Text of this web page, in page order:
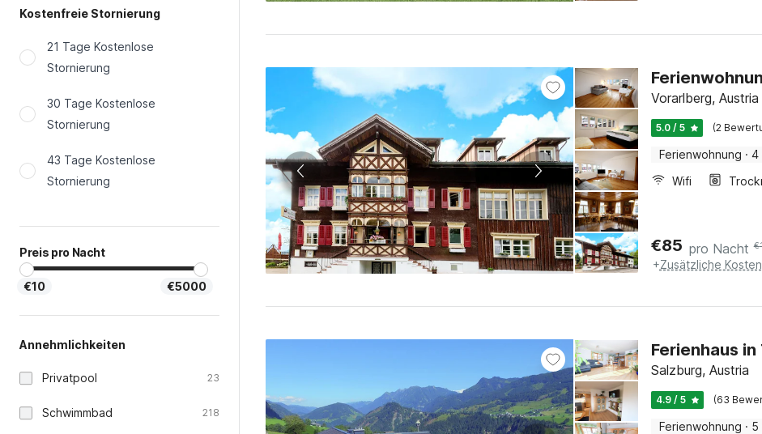
Kostenfreie Stornierung
21 Tage Kostenlose
Stornierung
30 Tage Kostenlose
Stornierung
43 Tage Kostenlose
Stornierung
Preis pro Nacht
€10 €5000
Annehmlichkeiten
Privatpool 23
Schwimmbad 218
Vorarlberg, Austria
5.0 / 5 (2
Ferienwohnung · 4
Wifi
€85 pro Nacht €
+Zusätzliche Kosten
Ferienhaus
Salzburg, Austria
4.9 / 5 (63
Ferienwohnung · 5